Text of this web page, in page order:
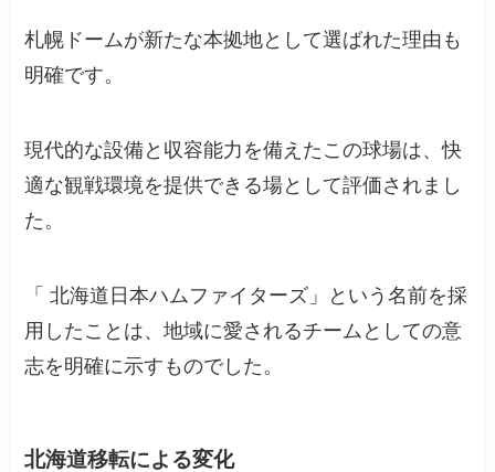
札幌ドームが新たな本拠地として選ばれた理由も
明確です。
現代的な設備と収容能力を備えたこの球場は、快
適な観戦環境を提供できる場として評価されまし
た。
「 北海道日本ハムファイターズ」という名前を採
用したことは、地域に愛されるチームとしての意
志を明確に示すものでした。
北海道移転による変化